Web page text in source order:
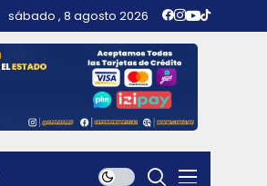
sábado , 8 agosto 2026